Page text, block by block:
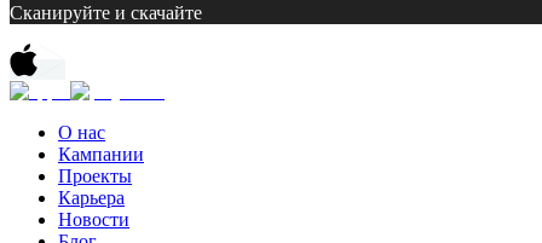
Сканируйте и скачайте
О нас
Кампании
Проекты
Карьера
Новости